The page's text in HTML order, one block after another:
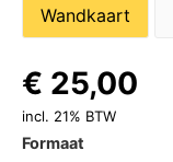
Wandkaart
Formaat
€ 25,00
incl. 21% BTW